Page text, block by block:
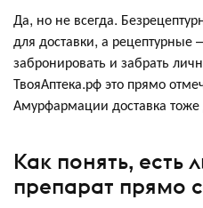
Да, но не всегда.
для доставки, а
забронировать и забрать
ТвояАптека.рф это прямо
Амурфармации доставка тоже
Как понять, есть
препарат прямо